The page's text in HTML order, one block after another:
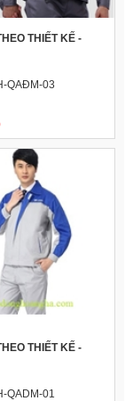
THIẾT KẾ -
QAĐM-03
THIẾT KẾ -
QADM-01